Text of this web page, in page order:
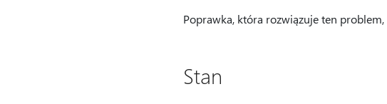
Poprawka, która rozwiązuje ten
Stan